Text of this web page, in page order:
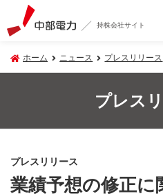
持株会社サイト
ホーム ニュース プレスリリース
プレス
プレスリリース
業績予想の修正に